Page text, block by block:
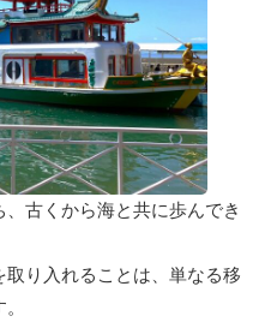
古くから海と共に歩んでき
り入れることは、単なる移